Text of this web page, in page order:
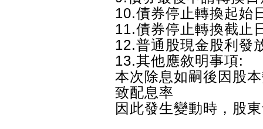
10.債券停止轉換起始
11.債券停止轉換截止
12.普通股現金股利發
13.其他應敘明事項:
本次除息如嗣後因股
致配息率
因此發生變動時，股